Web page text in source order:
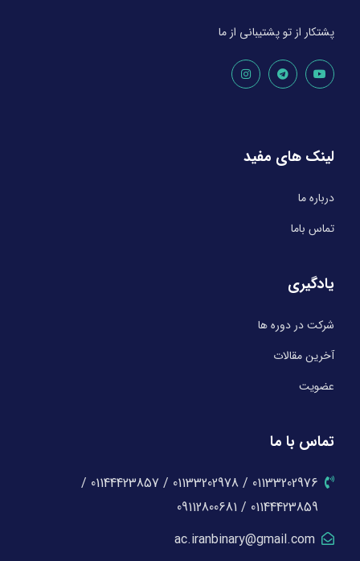
پشتکار از تو پشتیبانی از ما
لینک های مفید
درباره ما
تماس باما
یادگیری
شرکت در دوره ها
آخرین مقالات
عضویت
تماس با ما
01133202976 / 01133202978 / 01144423857 /
01144423859 / 09112800681
ac.iranbinary@gmail.com